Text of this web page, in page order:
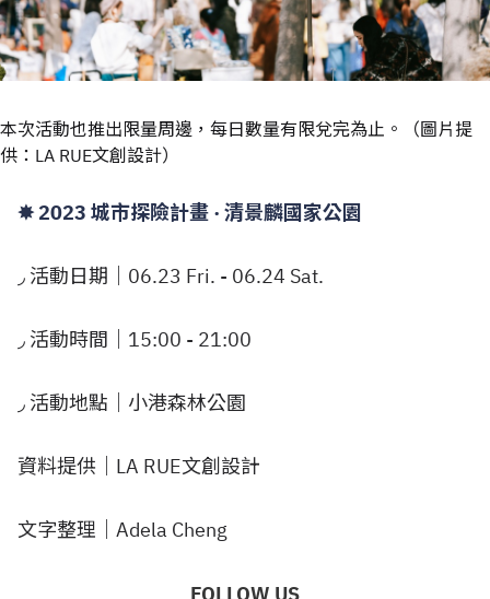
本次活動也推出限量周邊，每日數量有限兌完為止。（圖片提
供：LA RUE文創設計）
✸ 2023 城市探險計畫 · 清景麟國家公園
◞ 活動日期｜06.23 Fri. - 06.24 Sat.
◞ 活動時間｜15:00 - 21:00
◞ 活動地點｜小港森林公園
資料提供｜LA RUE文創設計
文字整理｜Adela Cheng